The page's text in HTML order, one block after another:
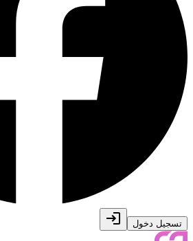
تسجيل دخول